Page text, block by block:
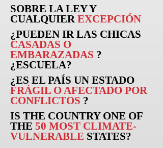
SOBRE LA LEY Y
CUALQUIEREXCEPCIÓN
¿PUEDEN IRLAS CHICAS
CASADAS O
EMBARAZADAS ?
¿ESCUELA?
¿ES EL PAÍS UN ESTADO
FRÁGIL O AFECTADO POR
CONFLICTOS ?
IS THE COUNTRY ONE OF
THE 50 MOST CLIMATE-
VULNERABLE STATES?